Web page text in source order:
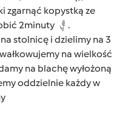
zgarnąć kopystką ze
2minuty
.
stolnicę i dzielimy na 3
na wielkość
na blachę wyłożoną
oddzielnie każdy w